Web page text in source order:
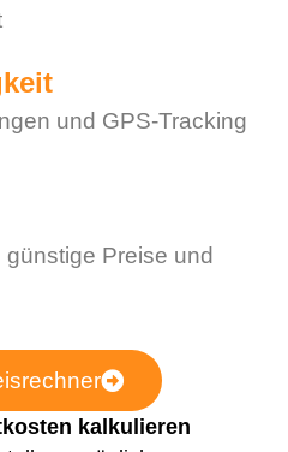
und GPS-Tracking
Preise und
kalkulieren